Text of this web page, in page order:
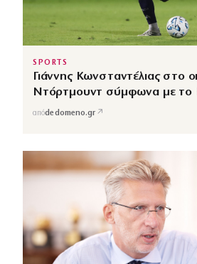
SPORTS
Γιάννης Κωνσταντέλιας στο
Ντόρτμουντ σύμφωνα με το
απόdedomeno.gr ↗